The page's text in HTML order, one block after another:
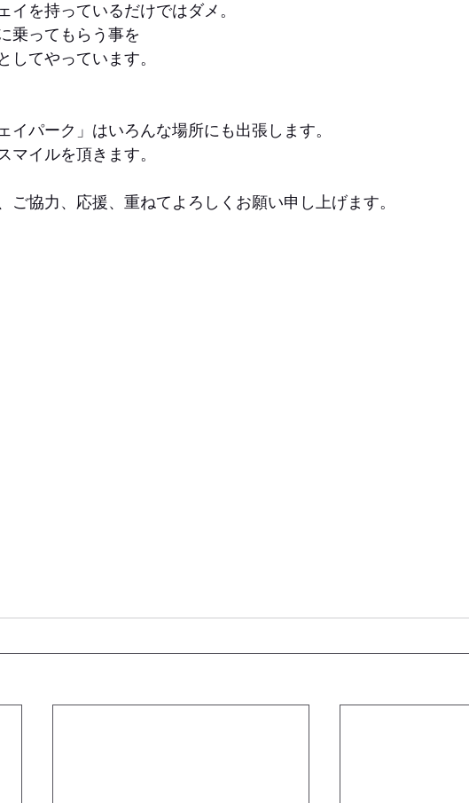
イを持っているだけではダメ。
乗ってもらう事を
してやっています。
イパーク」はいろんな場所にも出張します。
マイルを頂きます。
ご協力、応援、重ねてよろしくお願い申し上げます。